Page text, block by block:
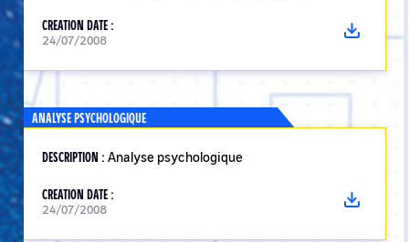
CREATION DATE :
24/07/2008
ANALYSE PSYCHOLOGIQUE
DESCRIPTION : Analyse psychologique
CREATION DATE :
24/07/2008